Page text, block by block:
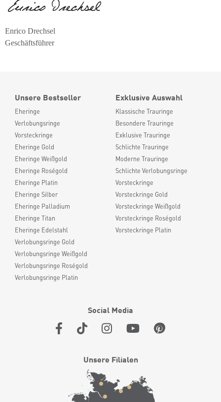
Enrico Drechsel
Geschäftsführer
Unsere Bestseller
Eheringe
Verlobungsringe
Vorsteckringe
Eheringe Gold
Eheringe Weißgold
Eheringe Roségold
Eheringe Platin
Eheringe Silber
Eheringe Palladium
Eheringe Titan
Eheringe Edelstahl
Verlobungsringe Gold
Verlobungsringe Weißgold
Verlobungsringe Roségold
Verlobungsringe Platin
Exklusive Auswahl
Klassische Trauringe
Besondere Trauringe
Exklusive Trauringe
Schlichte Trauringe
Moderne Trauringe
Schlichte Verlobungsringe
Vorsteckringe
Vorsteckringe Gold
Vorsteckringe Weißgold
Vorsteckringe Roségold
Vorsteckringe Platin
Social Media
Unsere Filialen